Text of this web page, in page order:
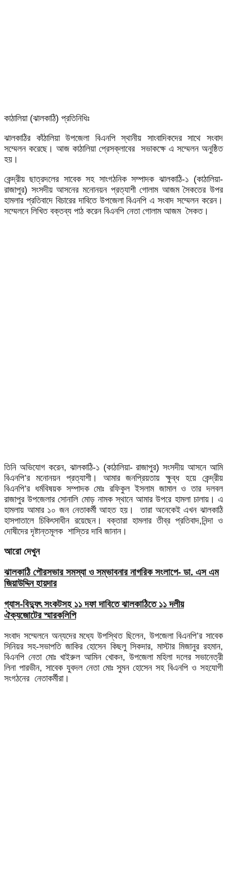
কাঠালিয়া (ঝালকাঠি) প্রতিনিধিঃ
ঝালকাঠির কাঁঠালিয়া উপজেলা বিএনপি স্থানীয় সাংবাদিকদের সাথে সংবাদ
সম্মেলন করেছে। আজ কাঠালিয়া প্রেসক্লাবের সভাকক্ষে এ সম্মেলন অনুষ্ঠিত
হয়।
কেন্দ্রীয় ছাত্রদলের সাবেক সহ সাংগঠনিক সম্পাদক ঝালকাঠি-১ (কাঠালিয়া-
রাজাপুর) সংসদীয় আসনের মনোনয়ন প্রত্যাশী গোলাম আজম সৈকতের উপর
হামলার প্রতিবাদে বিচারের দাবিতে উপজেলা বিএনপি এ সংবাদ সম্মেলন করেন।
সম্মেলনে লিখিত বক্তব্য পাঠ করেন বিএনপি নেতা গোলাম আজম সৈকত।
তিনি অভিযোগ করেন, ঝালকাঠি-১ (কাঠালিয়া- রাজাপুর) সংসদীয় আসনে আমি
বিএনপি’র মনোনয়ন প্রত্যাশী। আমার জনপ্রিয়তায় ক্ষুব্ধ হয়ে কেন্দ্রীয়
বিএনপি’র ধর্মবিষয়ক সম্পাদক মোঃ রফিকুল ইসলাম জামাল ও তার দলবল
রাজাপুর উপজেলার সোনালি মোড় নামক স্থানে আমার উপরে হামলা চালায়। এ
হামলায় আমার ১০ জন নেতাকর্মী আহত হয়। তারা অনেকেই এখন ঝালকাঠি
হাসপাতালে চিকিৎসাধীন রয়েছেন। বক্তারা হামলার তীব্র প্রতিবাদ,নিন্দা ও
দোষীদের দৃষ্টান্তমূলক শাস্তির দাবি জানান।
আরো দেখুন
ঝালকাঠি পৌরসভার সমস্যা ও সম্ভাবনার নাগরিক সংলাপে- ডা. এস এম
জিয়াউদ্দিন হায়দার
গ্যাস-বিদ্যুৎ সংকটসহ ১১ দফা দাবিতে ঝালকাঠিতে ১১ দলীয়
ঐক্যজোটের স্মারকলিপি
সংবাদ সম্মেলনে অন্যদের মধ্যে উপস্থিত ছিলেন, উপজেলা বিএনপি’র সাবেক
সিনিয়র সহ-সভাপতি জাকির হোসেন কিছলু সিকদার, মাস্টার মিজানুর রহমান,
বিএনপি নেতা মোঃ খাইরুল আমিন খোকন, উপজেলা মহিলা দলের সভানেত্রী
লিনা পারভীন, সাবেক যুবদল নেতা মোঃ সুমন হোসেন সহ বিএনপি ও সহযোগী
সংগঠনের নেতাকর্মীরা।